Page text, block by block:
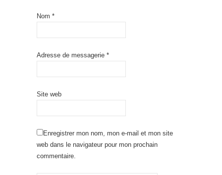
Nom *
Adresse de messagerie *
Site web
Enregistrer mon nom, mon e-mail et mon site
web dans le navigateur pour mon prochain
commentaire.